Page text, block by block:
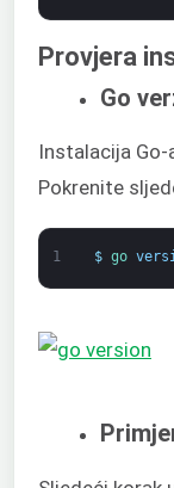
Provjera
Go
Instalacija
Pokrenite
1 $ go